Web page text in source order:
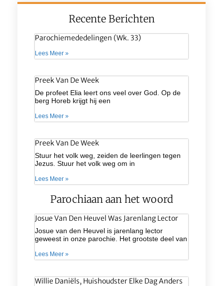
Recente Berichten
Parochiemededelingen (wk. 33)
Lees Meer »
Preek Van De Week
De profeet Elia leert ons veel over God. Op de
berg Horeb krijgt hij een
Lees Meer »
Preek Van De Week
Stuur het volk weg, zeiden de leerlingen tegen
Jezus. Stuur het volk weg om in
Lees Meer »
Parochiaan aan het woord
Josue Van Den Heuvel Was Jarenlang Lector
Josue van den Heuvel is jarenlang lector
geweest in onze parochie. Het grootste deel van
Lees Meer »
Willie Daniëls, Huishoudster Elke Dag Anders